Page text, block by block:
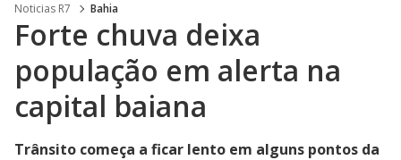
Noticias R7 Bahia
Forte chuva deixa
população em alerta na
capital baiana
Trânsito começa a ficar lento em alguns pontos da